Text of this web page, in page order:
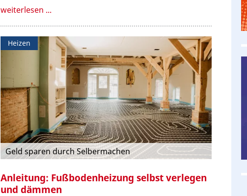
weiterlesen ...
Heizen
Geld sparen durch Selbermachen
Anleitung: Fußbodenheizung selbst verlegen
und dämmen